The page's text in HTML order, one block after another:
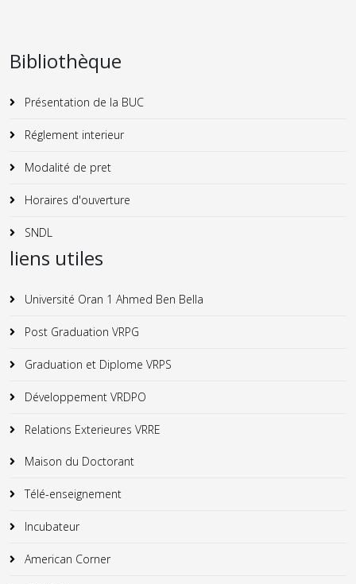
Bibliothèque
Présentation de la BUC
Réglement interieur
Modalité de pret
Horaires d'ouverture
SNDL
liens utiles
Université Oran 1 Ahmed Ben Bella
Post Graduation VRPG
Graduation et Diplome VRPS
Développement VRDPO
Relations Exterieures VRRE
Maison du Doctorant
Télé-enseignement
Incubateur
American Corner